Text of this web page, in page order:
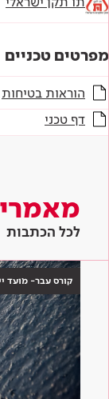
מפרטים טכניים
הוראות בטיחות
דף טכני
לכל הכתבות
קורס עבר- מועד